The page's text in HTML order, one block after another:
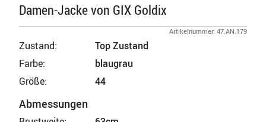
Damen-Jacke von GIX Goldix
Artikelnummer: 47.AN.179
Zustand:
Top Zustand
Farbe:
blaugrau
Größe:
44
Abmessungen